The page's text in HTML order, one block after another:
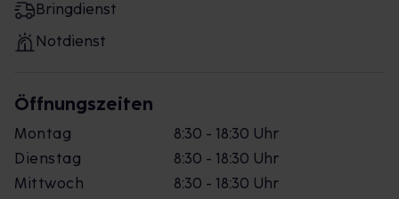
Bringdienst
Notdienst
Öffnungszeiten
Montag
8:30 - 18:30 Uhr
Dienstag
8:30 - 18:30 Uhr
Mittwoch
8:30 - 18:30 Uhr